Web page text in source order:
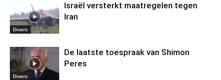
Divers
Israël versterkt maatregelen tegen
Iran
Divers
De laatste toespraak van Shimon
Peres